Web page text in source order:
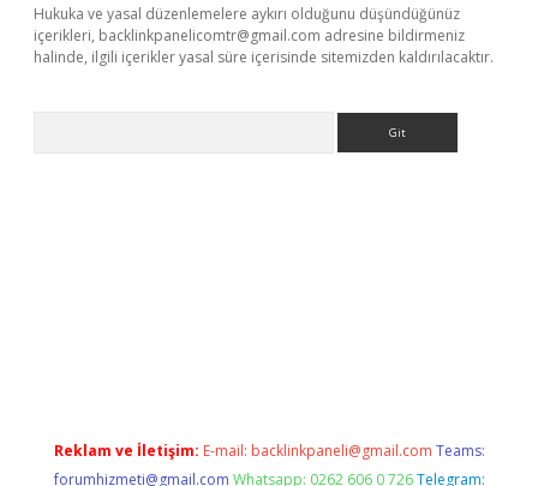
Hukuka ve yasal düzenlemelere aykırı olduğunu düşündüğünüz
içerikleri, backlinkpanelicomtr@gmail.com adresine bildirmeniz
halinde, ilgili içerikler yasal süre içerisinde sitemizden kaldırılacaktır.
Reklam ve İletişim: E-mail: backlinkpaneli@gmail.com Teams:
forumhizmeti@gmail.com Whatsapp: 0262 606 0 726 Telegram: